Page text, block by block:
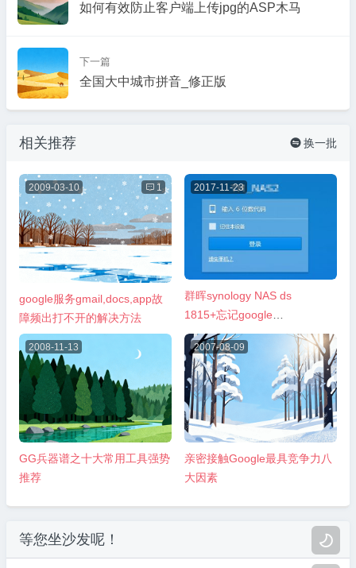

如何有效防止客户端上传jpg的ASP木马
下一篇
全国大中城市拼音_修正版
相关推荐  换一批
2009-03-10  1
google服务gmail,docs,app故
障频出打不开的解决方法
2017-11-23
群晖synology NAS ds
1815+忘记google
authenticator二次验证密码
2008-11-13
GG兵器谱之十大常用工具强势
推荐
2007-08-09
亲密接触Google最具竞争力八
大因素
等您坐沙发呢！